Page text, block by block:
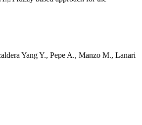
Yang Y., Pepe A., Manzo M., Lanari